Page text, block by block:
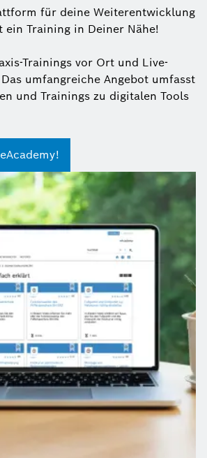
für deine Weiterentwicklung
ein Training in Deiner Nähe!
Trainings vor Ort und Live-
umfangreiche Angebot umfasst
und Trainings zu digitalen Tools